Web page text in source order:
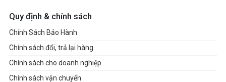
(Burst mode)
POWER CONSUMPTION (IDLE)
Max. 30mW
POWER CONSUMPTION
Quy định & chính sách
Chính Sách Bảo Hành
Chính sách đổi, trả lại hàng
Chính sách cho doanh nghiệp
Chính sách vận chuyển